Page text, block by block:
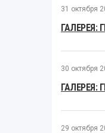
31 октября
ГАЛЕРЕЯ:
30 октября
ГАЛЕРЕЯ:
29 октября